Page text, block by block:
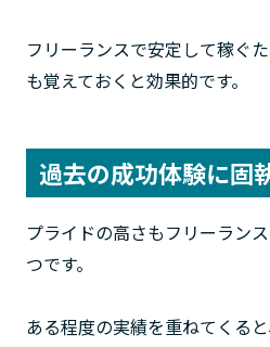
フリーランスで安定して稼ぐ
も覚えておくと効果的です。
過去の成功体験に固
プライドの高さもフリーラン
つです。
ある程度の実績を重ねてくる